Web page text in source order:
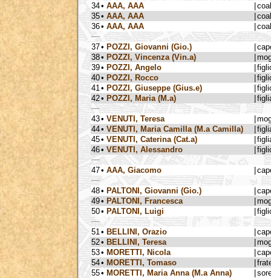
34• AAA, AAA
35• AAA, AAA
36• AAA, AAA
37• POZZI, Giovanni (Gio.)
38• POZZI, Vincenza (Vin.a)
39• POZZI, Angelo
40• POZZI, Rocco
41 • POZZI, Giuseppe (Gius.e)
42• POZZI, Maria (M.a)
43• VENUTI, Teresa
44• VENUTI, Maria Camilla (M.a Camilla)
45• VENUTI, Caterina (Cat.a)
46• VENUTI, Alessandro
47• AAA, Giacomo
48• PALTONI, Giovanni (Gio.)
49• PALTONI, Francesca
50• PALTONI, Luigi
51 • BELLINI, Orazio
52• BELLINI, Teresa
53• MORETTI, Nicola
54• MORETTI, Tomaso
55• MORETTI, Maria Anna (M.a Anna)